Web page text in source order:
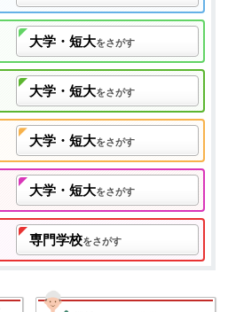
大学・短大をさがす
大学・短大をさがす
大学・短大をさがす
大学・短大をさがす
専門学校をさがす